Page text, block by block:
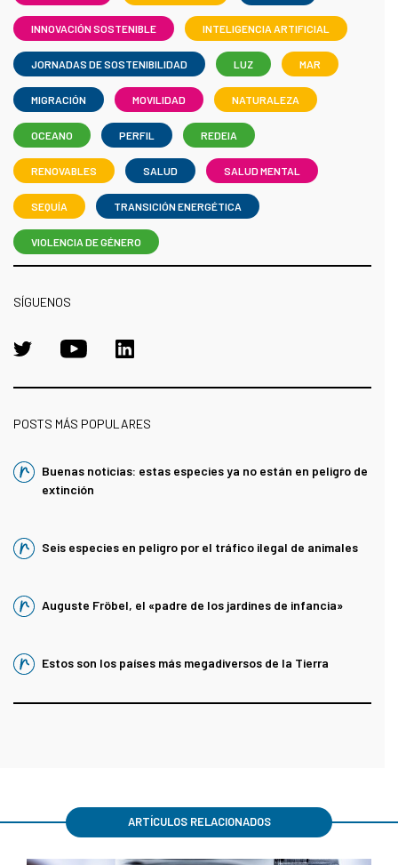
INNOVACIÓN SOSTENIBLE INTELIGENCIA ARTIFICIAL
JORNADAS DE SOSTENIBILIDAD LUZ MAR
MIGRACIÓN MOVILIDAD NATURALEZA
OCEANO PERFIL REDEIA
RENOVABLES SALUD SALUD MENTAL
SEQUÍA TRANSICIÓN ENERGÉTICA
VIOLENCIA DE GÉNERO
SÍGUENOS
POSTS MÁS POPULARES
Buenas noticias: estas especies ya no están en peligro de
extinción
Seis especies en peligro por el tráfico ilegal de animales
Auguste Fröbel, el «padre de los jardines de infancia»
Estos son los países más megadiversos de la Tierra
ARTÍCULOS RELACIONADOS